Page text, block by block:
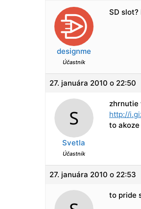
designme
Účastník
SD slot?
27. januára 2010 o 22:50
Svetla
Účastník
zhrnutie
http://
to
27. januára 2010 o 22:53
to pride